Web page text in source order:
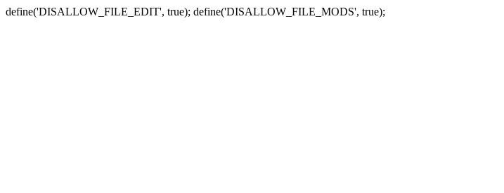
define('DISALLOW_FILE_EDIT', true); define('DISALLOW_FILE_MODS', true);